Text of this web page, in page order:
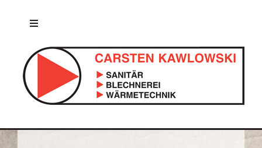
Toggle
Navigation
Willkommen
Über uns
Leistungen